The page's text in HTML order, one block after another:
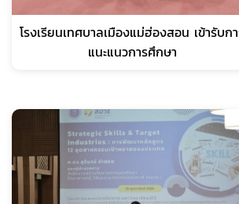
โรงเรียนเทศบาลเมืองแม่ฮ่องสอน เข้ารับก
แนะแนวการศึกษา